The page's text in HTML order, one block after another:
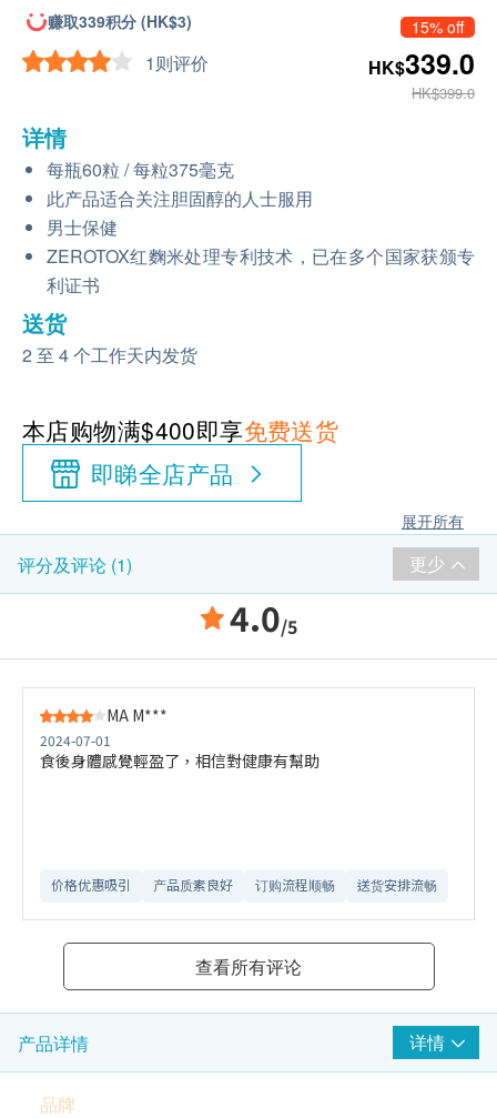
赚取339积分 (HK$3)
1则评价
15% off
HK$339.0
HK$399.0
详情
每瓶60粒 / 每粒375毫克
此产品适合关注胆固醇的人士服用
男士保健
ZEROTOX红麴米处理专利技术，已在多个国家获颁专
利证书
送货
2 至 4 个工作天内发货
本店购物满$400即享免费送货
即睇全店产品
展开所有
评分及评论 (1) 更少
4.0/5
MA M***
2024-07-01
食後身體感覺輕盈了，相信對健康有幫助
价格优惠吸引 产品质素良好 订购流程顺畅 送货安排流畅
查看所有评论
产品详情 详情
品牌